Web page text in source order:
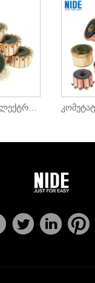
კომუტატორი ელექტრო წრიული ხერხისთვის